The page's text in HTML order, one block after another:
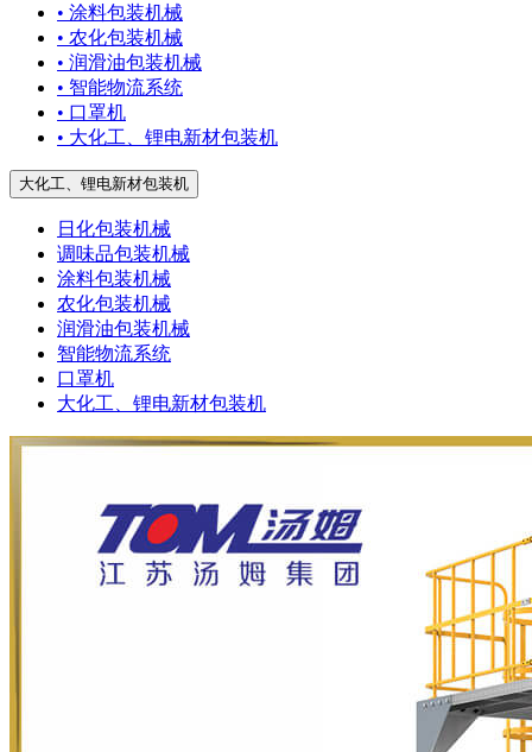
• 涂料包装机械
• 农化包装机械
• 润滑油包装机械
• 智能物流系统
• 口罩机
• 大化工、锂电新材包装机
大化工、锂电新材包装机
日化包装机械
调味品包装机械
涂料包装机械
农化包装机械
润滑油包装机械
智能物流系统
口罩机
大化工、锂电新材包装机